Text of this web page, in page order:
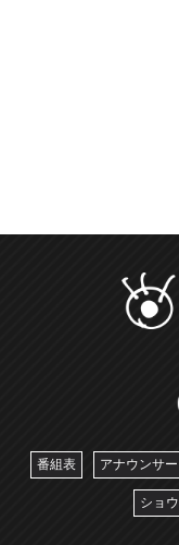
番組表 アナウンサ
ショ